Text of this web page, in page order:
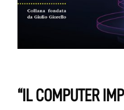
“IL COMPUTER